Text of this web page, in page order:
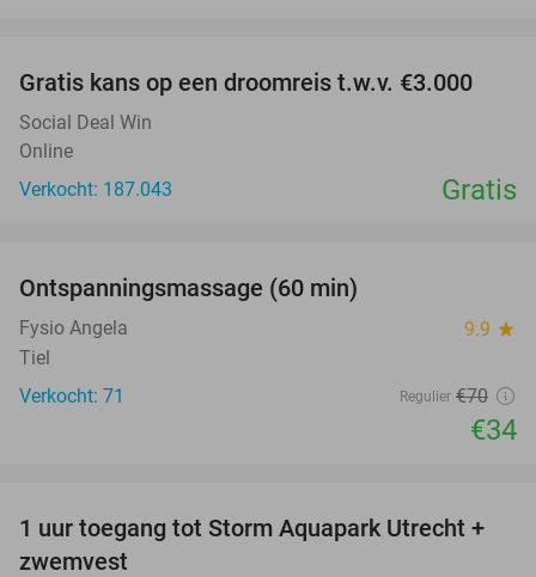
Gratis kans op een droomreis t.w.v. €3.000
Social Deal Win
Online
Verkocht: 187.043
Gratis
Ontspanningsmassage (60 min)
Fysio Angela 9.9 star
Tiel
Verkocht: 71
Regulier €70
€34
31%
1 uur toegang tot Storm Aquapark Utrecht +
zwemvest